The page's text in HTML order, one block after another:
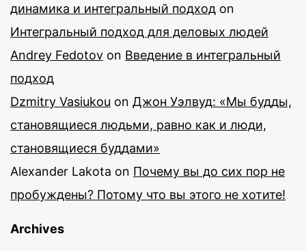
динамика и интегральный подход on
Интегральный подход для деловых людей
Andrey Fedotov on Введение в интегральный
подход
Dzmitry Vasiukou on Джон Уэлвуд: «Мы будды,
становящиеся людьми, равно как и люди,
становящиеся буддами»
Alexander Lakota on Почему вы до сих пор не
пробуждены? Потому что вы этого не хотите!
Archives